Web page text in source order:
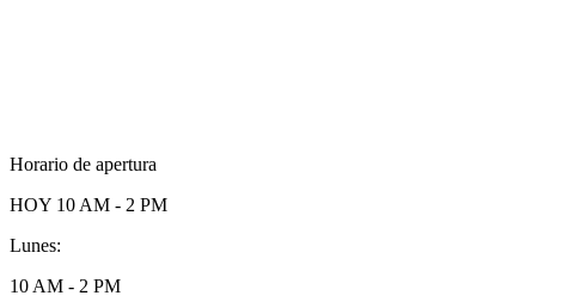
Horario de apertura
HOY 10 AM - 2 PM
Lunes:
10 AM - 2 PM